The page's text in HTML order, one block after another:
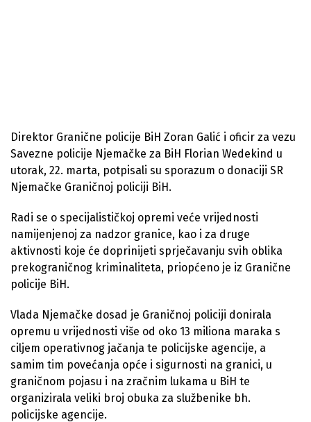
Direktor Granične policije BiH Zoran Galić i oficir za vezu
Savezne policije Njemačke za BiH Florian Wedekind u
utorak, 22. marta, potpisali su sporazum o donaciji SR
Njemačke Graničnoj policiji BiH.
Radi se o specijalističkoj opremi veće vrijednosti
namijenjenoj za nadzor granice, kao i za druge
aktivnosti koje će doprinijeti sprječavanju svih oblika
prekograničnog kriminaliteta, priopćeno je iz Granične
policije BiH.
Vlada Njemačke dosad je Graničnoj policiji donirala
opremu u vrijednosti više od oko 13 miliona maraka s
ciljem operativnog jačanja te policijske agencije, a
samim tim povećanja opće i sigurnosti na granici, u
graničnom pojasu i na zračnim lukama u BiH te
organizirala veliki broj obuka za službenike bh.
policijske agencije.